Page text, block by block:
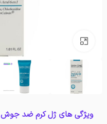
ویژگی های ژل کرم ضد جوش 6 در 1 اسکین وان :